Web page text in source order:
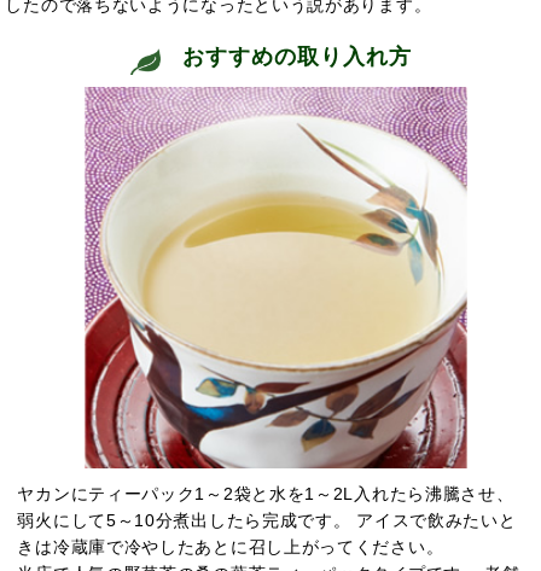
したので落ちないようになったという説があります。
おすすめの取り入れ方
ヤカンにティーパック1～2袋と水を1～2L入れたら沸騰させ、
弱火にして5～10分煮出したら完成です。 アイスで飲みたいと
きは冷蔵庫で冷やしたあとに召し上がってください。